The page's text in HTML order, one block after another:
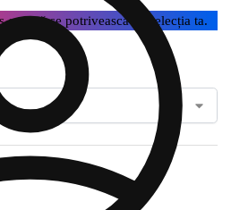
să se potrivească cu selecția ta.